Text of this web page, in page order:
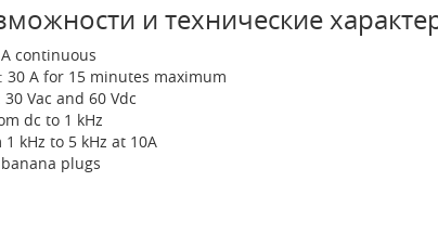
и технические
continuous
A for 15 minutes maximum
Vac and 60 Vdc
dc to 1 kHz
kHz to 5 kHz at 10A
plugs